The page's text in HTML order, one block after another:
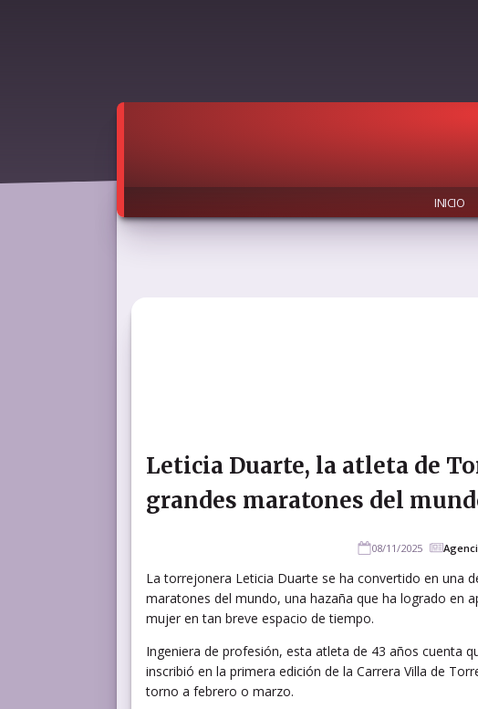
INICIO
Leticia Duarte, la atleta de
grandes maratones del
08/11/2025
La torrejonera Leticia Duarte se ha convertido en una
maratones del mundo, una hazaña que ha logrado en
mujer en tan breve espacio de tiempo.
Ingeniera de profesión, esta atleta de 43 años cuenta
inscribió en la primera edición de la Carrera Villa de
torno a febrero o marzo.